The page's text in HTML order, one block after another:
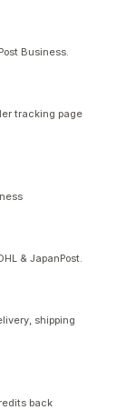
Business.
tracking page
& JapanPost.
shipping
back